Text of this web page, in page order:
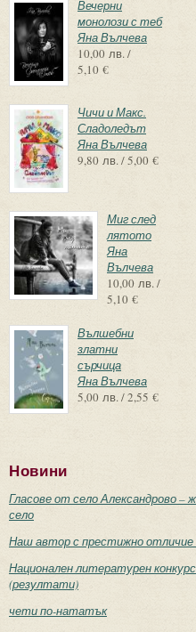
Вечерни
монолози с теб
Яна Вълчева
10,00 лв. /
5,10 €
Чичи и Макс.
Сладоледът
Яна Вълчева
9,80 лв. / 5,00 €
Миг след
лятото
Яна
Вълчева
10,00 лв. /
5,10 €
Вълшебни
златни
сърчица
Яна Вълчева
5,00 лв. / 2,55 €
Новини
Гласове от село Александрово
село
Наш автор с престижно отличие
Национален литературен
(резултати)
чети по-нататък